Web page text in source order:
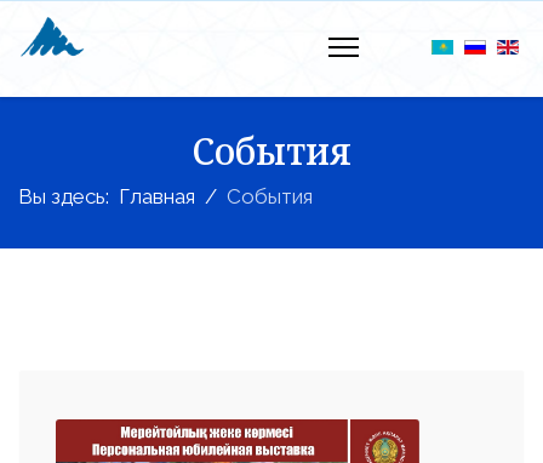
События
Вы здесь: Главная События